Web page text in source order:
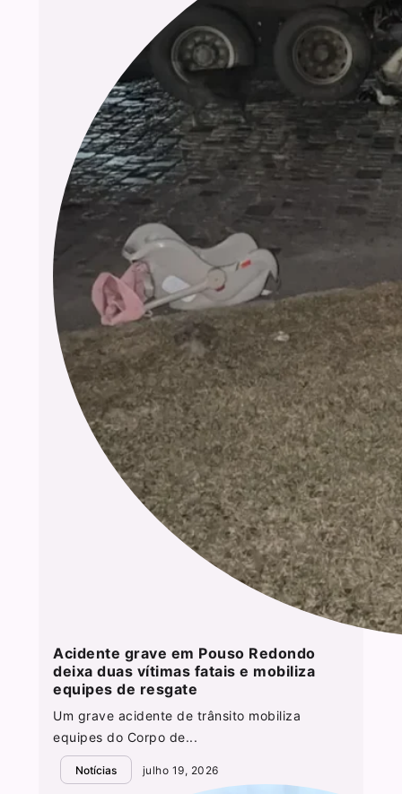
Acidente grave em Pouso Redondo
deixa duas vítimas fatais e mobiliza
equipes de resgate
Um grave acidente de trânsito mobiliza
equipes do Corpo de...
Notícias julho 19, 2026